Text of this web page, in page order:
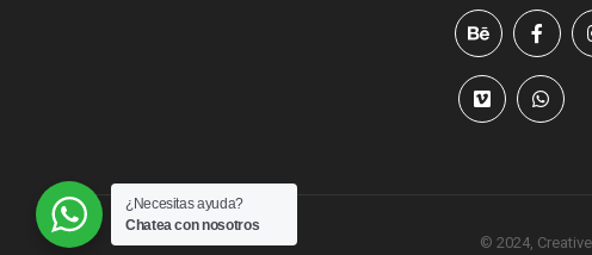
© 2024,
¿Necesitas ayuda?
Chatea con nosotros